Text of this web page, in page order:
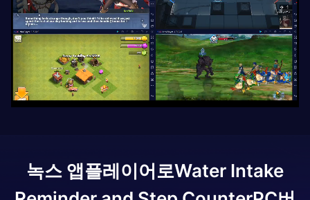
녹스 앱플레이어로Water Intake